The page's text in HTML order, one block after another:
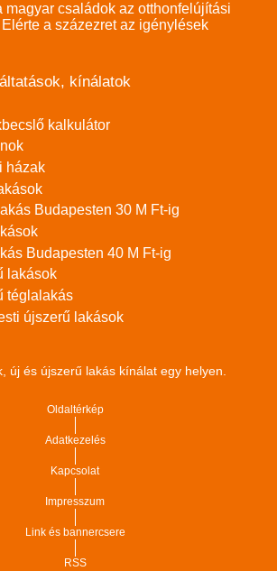
magyar családok az otthonfelújítási
a százezret az igénylések
kínálatok
kalkulátor
házak
Budapesten 30 M Ft-ig
Budapesten 40 M Ft-ig
lakások
téglalakás
újszerű lakások
új és újszerű lakás kínálat egy helyen.
Oldaltérkép
Adatkezelés
Kapcsolat
Impresszum
Link és bannercsere
RSS